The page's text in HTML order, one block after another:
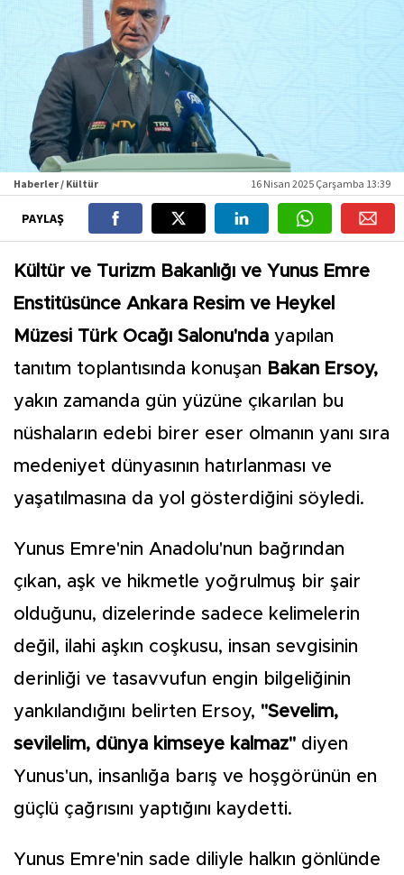
Haberler / Kültür 16 Nisan 2025 Çarşamba 13:39
PAYLAŞ
Kültür ve Turizm Bakanlığı ve Yunus Emre
Enstitüsünce Ankara Resim ve Heykel
Müzesi Türk Ocağı Salonu'nda yapılan
tanıtım toplantısında konuşan Bakan Ersoy,
yakın zamanda gün yüzüne çıkarılan bu
nüshaların edebi birer eser olmanın yanı sıra
medeniyet dünyasının hatırlanması ve
yaşatılmasına da yol gösterdiğini söyledi.
Yunus Emre'nin Anadolu'nun bağrından
çıkan, aşk ve hikmetle yoğrulmuş bir şair
olduğunu, dizelerinde sadece kelimelerin
değil, ilahi aşkın coşkusu, insan sevgisinin
derinliği ve tasavvufun engin bilgeliğinin
yankılandığını belirten Ersoy, "Sevelim,
sevilelim, dünya kimseye kalmaz" diyen
Yunus'un, insanlığa barış ve hoşgörünün en
güçlü çağrısını yaptığını kaydetti.
Yunus Emre'nin sade diliyle halkın gönlünde